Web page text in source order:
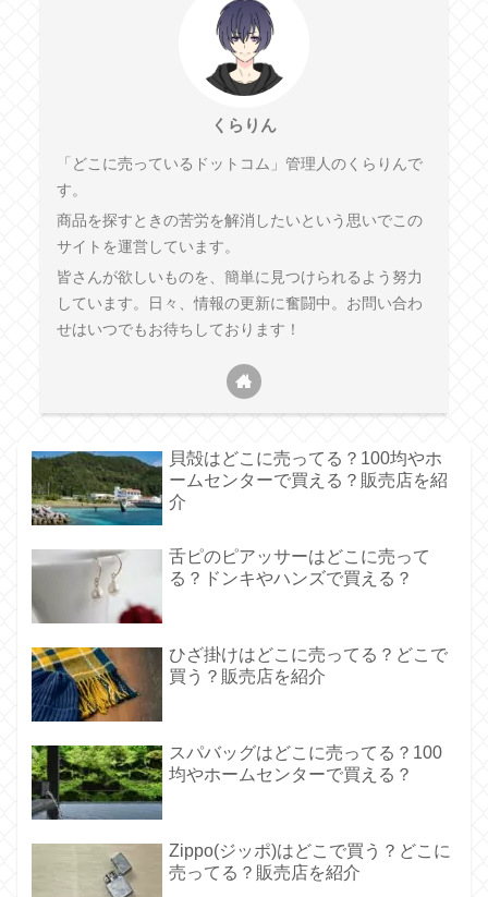
くらりん
「どこに売っているドットコム」管理人のくらりんで
す。
商品を探すときの苦労を解消したいという思いでこの
サイトを運営しています。
皆さんが欲しいものを、簡単に見つけられるよう努力
しています。日々、情報の更新に奮闘中。お問い合わ
せはいつでもお待ちしております！
貝殻はどこに売ってる？100均やホ
ームセンターで買える？販売店を紹
介
舌ピのピアッサーはどこに売って
る？ドンキやハンズで買える？
ひざ掛けはどこに売ってる？どこで
買う？販売店を紹介
スパバッグはどこに売ってる？100
均やホームセンターで買える？
Zippo(ジッポ)はどこで買う？どこに
売ってる？販売店を紹介